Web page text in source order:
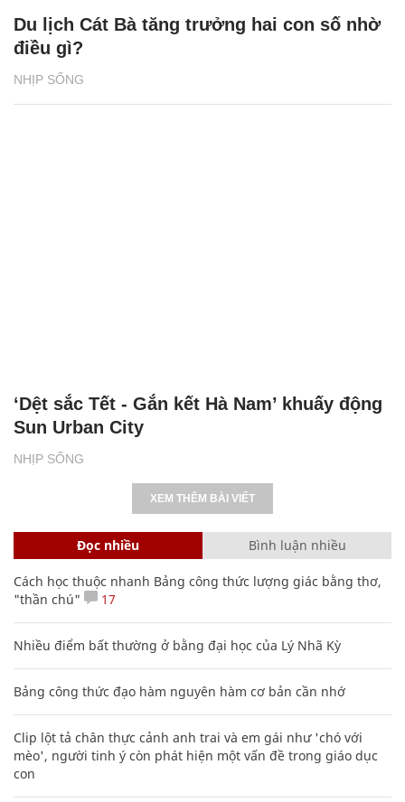
NHỊP SỐNG
Du lịch Cát Bà tăng trưởng hai con số nhờ
điều gì?
NHỊP SỐNG
‘Dệt sắc Tết - Gắn kết Hà Nam’ khuấy động
Sun Urban City
XEM THÊM BÀI VIẾT
Đọc nhiều Bình luận nhiều
Cách học thuộc nhanh Bảng công thức lượng giác bằng thơ,
"thần chú"
17
Nhiều điểm bất thường ở bằng đại học của Lý Nhã Kỳ
Bảng công thức đạo hàm nguyên hàm cơ bản cần nhớ
Clip lột tả chân thực cảnh anh trai và em gái như 'chó với
mèo', người tinh ý còn phát hiện một vấn đề trong giáo dục
con